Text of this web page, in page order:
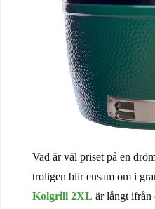
Vad är väl priset på en
troligen blir ensam om i
Kolgrill 2XL är långt ifrån